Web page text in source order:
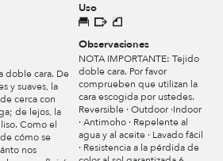
doble cara. De
y suaves, la
cerca con
de lejos, la
Como el
cómo se
nos
Uso
Observaciones
NOTA IMPORTANTE: Tejido
doble cara. Por favor
comprueben que utilizan la
cara escogida por ustedes.
Reversible · Outdoor ·Indoor
· Antimoho · Repelente al
agua y al aceite · Lavado fácil
· Resistencia a la pérdida de